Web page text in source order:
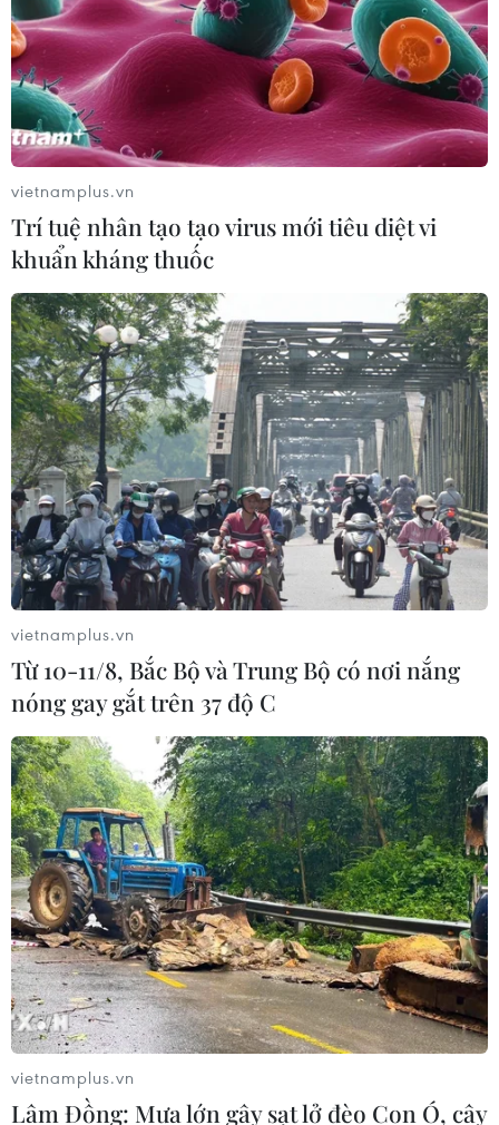
TIN CÙNG CHUYÊN MỤC
Đà Nẵng mở rộng tìm kiếm 2 nạn
nhân mất tích sau vụ sóng cuốn ở
Mũi Nghê
09/08/2026 08:59
vietnamplus.vn
Trí tuệ nhân tạo tạo virus mới tiêu diệt vi
khuẩn kháng thuốc
vietnamplus.vn
Từ 10-11/8, Bắc Bộ và Trung Bộ có nơi nắng
nóng gay gắt trên 37 độ C
vietnamplus.vn
Lâm Đồng: Mưa lớn gây sạt lở đèo Con Ó, cây